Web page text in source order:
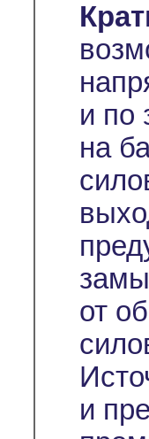
и по
на
от
и